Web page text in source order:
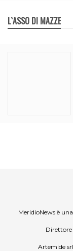
L`ASSO DI MAZZE
MeridioNews è
Direttore
Artemide